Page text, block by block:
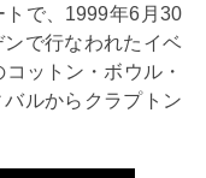
で、1999年6月30
で行なわれたイベ
ットン・ボウル・
ルからクラプトン